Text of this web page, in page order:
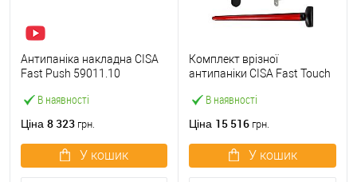
В наявності
Антипаніка накладна CISA
Fast Push 59011.10
штангою 1200 мм червона
Ціна 8 323 грн.
У кошик
В наявності
Комплект врізної
антипаніки CISA Fast Touch
із замком та ручкою
Ціна 15 516 грн.
У кошик